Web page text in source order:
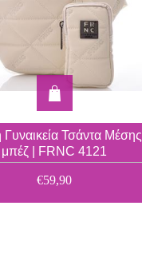
Γυναικεία Τσάντα Μέσης
μπέζ | FRNC 4121
€59,90